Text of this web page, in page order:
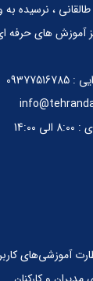
، نرسیده
، پلاک 574، مرکز آموزش
آموزشی‌های